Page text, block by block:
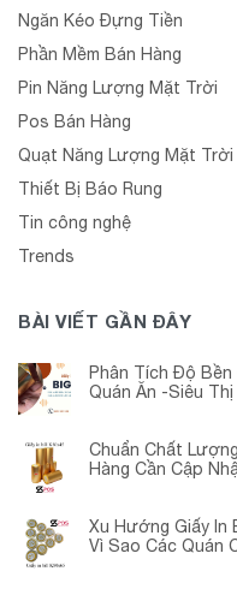
Ngăn Kéo Đựng Tiền
Phần Mềm Bán Hàng
Pin Năng Lượng Mặt Trời
Pos Bán Hàng
Quạt Năng Lượng Mặt Trời
Thiết Bị Báo Rung
Tin công nghệ
Trends
BÀI VIẾT GẦN ĐÂY
Phân Tích Độ
Quán Ăn -Siêu
Chuẩn Chất
Hàng Cần Cập
Xu Hướng Giấy In
Vì Sao Các Quán